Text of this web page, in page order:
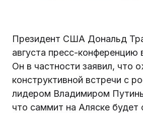
Президент США Дональд
августа пресс-
Он в частности заявил, что
конструктивной встречи с
лидером Владимиром
что саммит на Аляске будет